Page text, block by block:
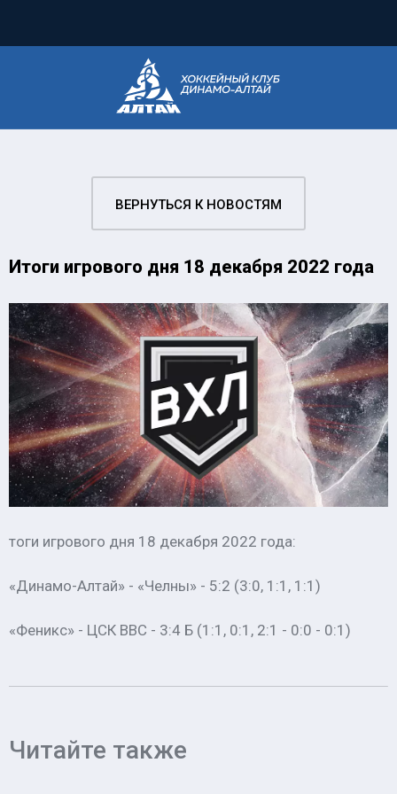
ВЕРНУТЬСЯ К НОВОСТЯМ
Итоги игрового дня 18 декабря 2022 года
тоги игрового дня 18 декабря 2022 года:
«Динамо-Алтай» - «Челны» - 5:2 (3:0, 1:1, 1:1)
«Феникс» - ЦСК ВВС - 3:4 Б (1:1, 0:1, 2:1 - 0:0 - 0:1)
Читайте также